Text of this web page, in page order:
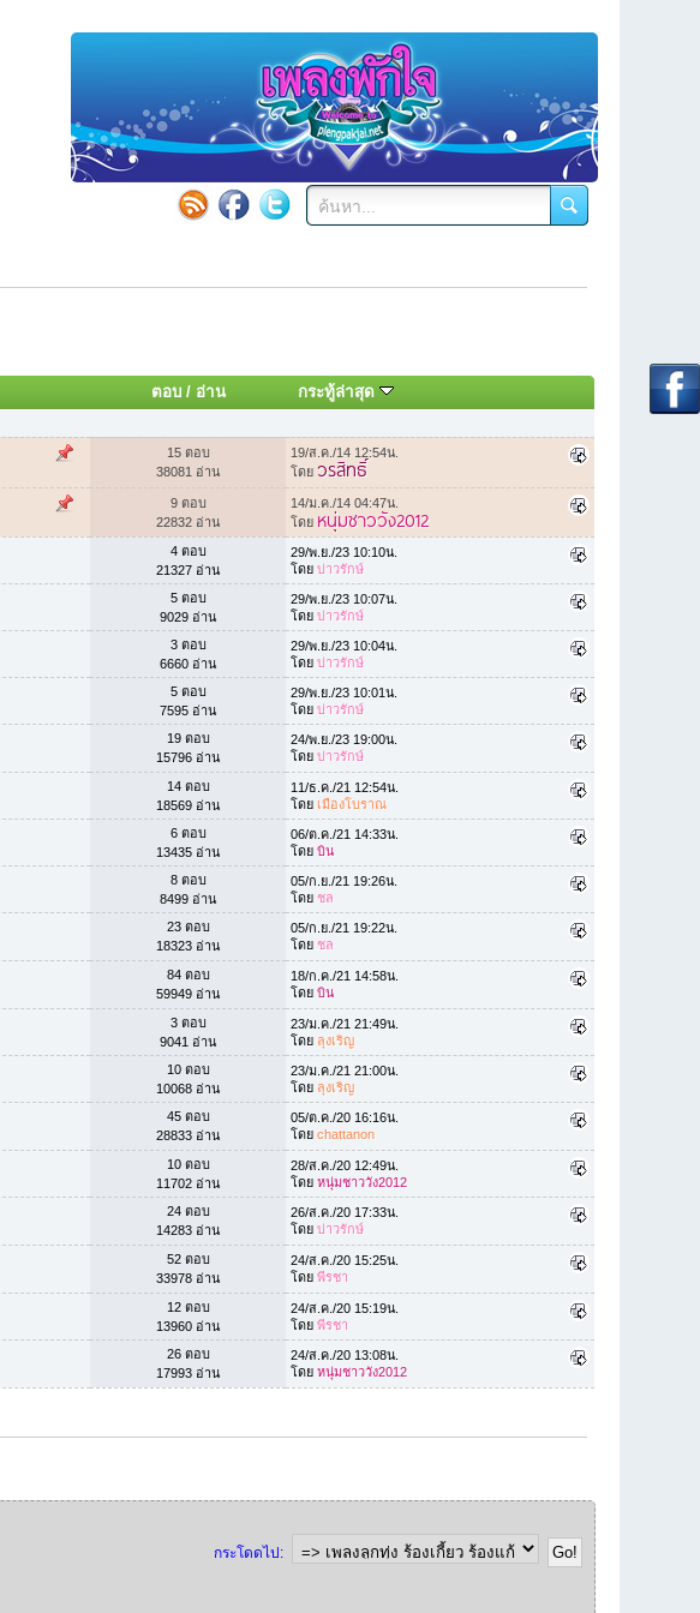
ตอบ/ อ่าน
กระทู้ล่าสุด
15 ตอบ
38081 อ่าน
19/ส.ค./14 12:54น.
โดยวรสิทธิ์
9 ตอบ
22832 อ่าน
14/ม.ค./14 04:47น.
โดย หนุ่มชาววัง2012
4 ตอบ
21327 อ่าน
29/พ.ย./23 10:10น.
โดยบ่าวรักษ์
5 ตอบ
9029 อ่าน
29/พ.ย./23 10:07น.
โดยบ่าวรักษ์
3 ตอบ
6660 อ่าน
29/พ.ย./23 10:04น.
โดยบ่าวรักษ์
5 ตอบ
7595 อ่าน
29/พ.ย./23 10:01น.
โดยบ่าวรักษ์
19 ตอบ
15796 อ่าน
24/พ.ย./23 19:00น.
โดยบ่าวรักษ์
14 ตอบ
18569 อ่าน
11/ธ.ค./21 12:54น.
โดย เมืองโบราณ
6 ตอบ
13435 อ่าน
06/ต.ค./21 14:33น.
โดยบิน
8 ตอบ
8499 อ่าน
05/ก.ย./21 19:26น.
โดยชล
23 ตอบ
18323 อ่าน
05/ก.ย./21 19:22น.
โดยชล
84 ตอบ
59949 อ่าน
18/ก.ค./21 14:58น.
โดยบิน
3 ตอบ
9041 อ่าน
23/ม.ค./21 21:49น.
โดย ลุงเริญ
10 ตอบ
10068 อ่าน
23/ม.ค./21 21:00น.
โดย ลุงเริญ
45 ตอบ
28833 อ่าน
05/ต.ค./20 16:16น.
โดยchattanon
10 ตอบ
11702 อ่าน
28/ส.ค./20 12:49น.
โดยหนุ่มชาววัง2012
24 ตอบ
14283 อ่าน
26/ส.ค./20 17:33น.
โดยบ่าวรักษ์
52 ตอบ
33978 อ่าน
24/ส.ค./20 15:25น.
โดยพีรชา
12 ตอบ
13960 อ่าน
24/ส.ค./20 15:19น.
โดยพีรชา
26 ตอบ
17993 อ่าน
24/ส.ค./20 13:08น.
โดยหนุ่มชาววัง2012
กระโดดไป: